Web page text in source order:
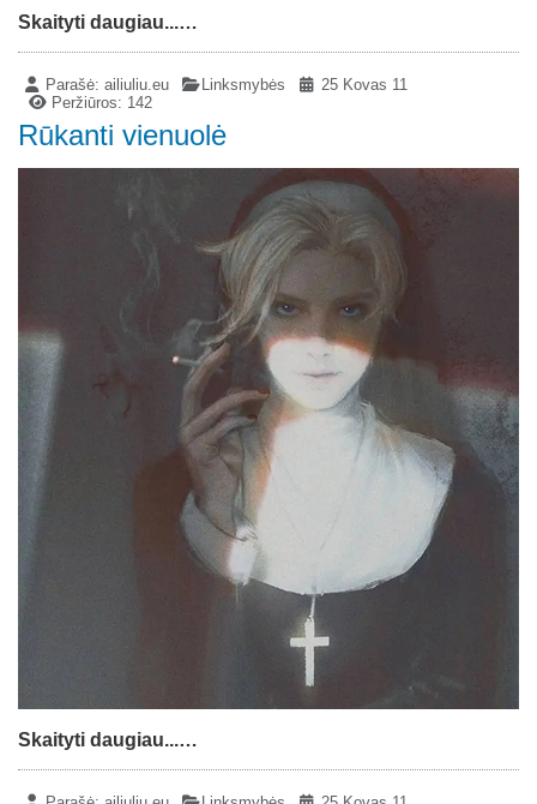
Skaityti daugiau...…
Parašė:ailiuliu.eu Linksmybės
25 Kovas 11
Peržiūros: 142
Rūkanti vienuolė
Skaityti daugiau...…